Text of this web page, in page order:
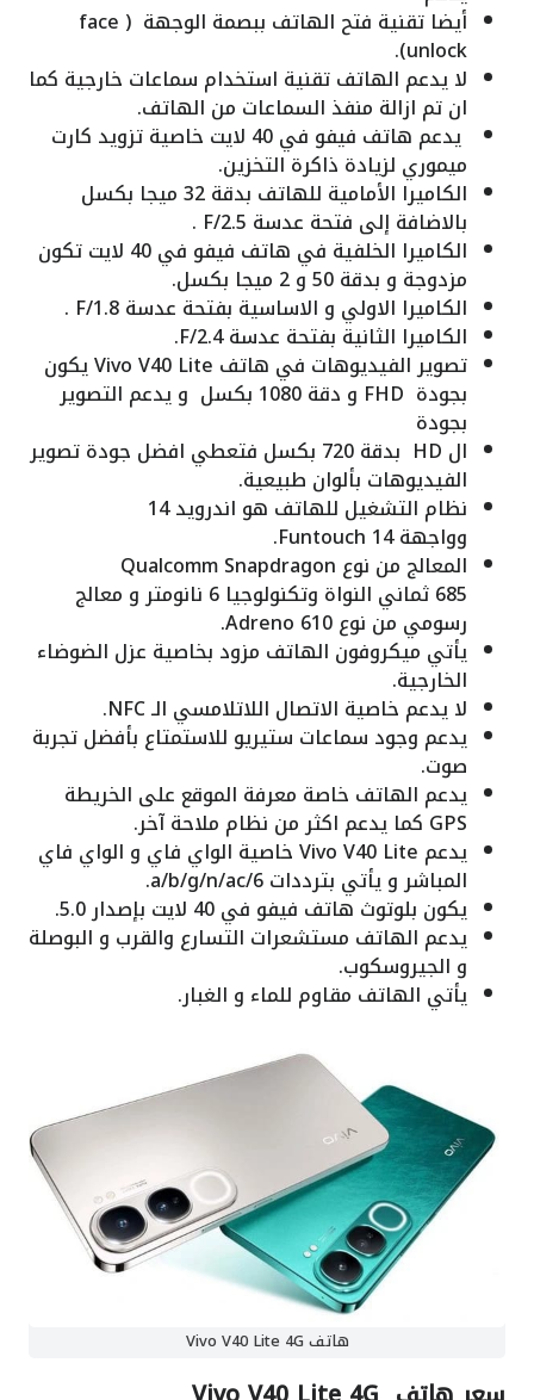
أيضا تقنية فتح الهاتف ببصمة الوجهة ( face
unlock).
لا يدعم الهاتف تقنية استخدام سماعات خارجية كما
ان تم ازالة منفذ السماعات من الهاتف.
يدعم هاتف فيفو في 40 لايت خاصية تزويد كارت
ميموري لزيادة ذاكرة التخزين.
الكاميرا الأمامية للهاتف بدقة 32 ميجا بكسل
بالاضافة إلى فتحة عدسة F/2.5 .
الكاميرا الخلفية في هاتف فيفو في 40 لايت تكون
مزدوجة و بدقة 50 و 2 ميجا بكسل.
الكاميرا الاولي و الاساسية بفتحة عدسة F/1.8 .
الكاميرا الثانية بفتحة عدسة F/2.4.
تصوير الفيديوهات في هاتف Vivo V40 Lite يكون
بجودة FHD و دقة 1080 بكسل و يدعم التصوير
بجودة
ال HD بدقة 720 بكسل فتعطي افضل جودة تصوير
الفيديوهات بألوان طبيعية.
نظام التشغيل للهاتف هو اندرويد 14
وواجهة Funtouch 14.
المعالج من نوع Qualcomm Snapdragon
685 ثماني النواة وتكنولوجيا 6 نانومتر و معالج
رسومي من نوع Adreno 610.
يأتي ميكروفون الهاتف مزود بخاصية عزل الضوضاء
الخارجية.
لا يدعم خاصية الاتصال اللاتلامسي الـ NFC.
يدعم وجود سماعات ستيريو للاستمتاع بأفضل تجربة
صوت.
يدعم الهاتف خاصة معرفة الموقع على الخريطة
GPS كما يدعم اكثر من نظام ملاحة آخر.
يدعم Vivo V40 Lite خاصية الواي فاي و الواي فاي
المباشر و يأتي بترددات a/b/g/n/ac/6.
يكون بلوتوث هاتف فيفو في 40 لايت بإصدار 5.0.
يدعم الهاتف مستشعرات التسارع والقرب و البوصلة
و الجيروسكوب.
يأتي الهاتف مقاوم للماء و الغبار.
هاتف Vivo V40 Lite 4G